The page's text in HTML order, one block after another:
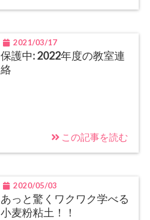
2021/03/17
保護中: 2022年度の教室連
絡
この記事を読む
2020/05/03
あっと驚くワクワク学べる
小麦粉粘土！！